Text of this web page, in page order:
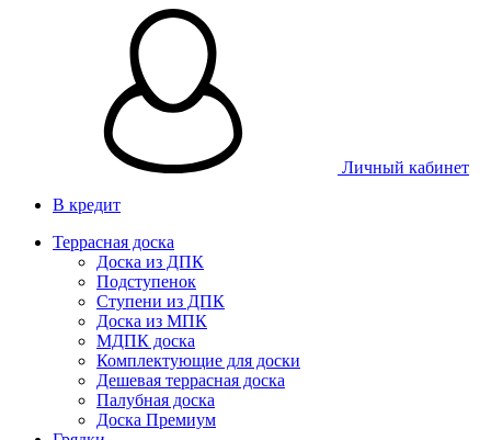
Личный кабинет
В кредит
Террасная доска
Доска из ДПК
Подступенок
Ступени из ДПК
Доска из МПК
МДПК доска
Комплектующие для доски
Дешевая террасная доска
Палубная доска
Доска Премиум